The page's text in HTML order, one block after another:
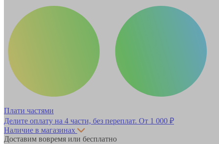
Плати частями
Делите оплату на 4 части, без переплат. От 1 000 ₽
Наличие в магазинах
Доставим вовремя или бесплатно